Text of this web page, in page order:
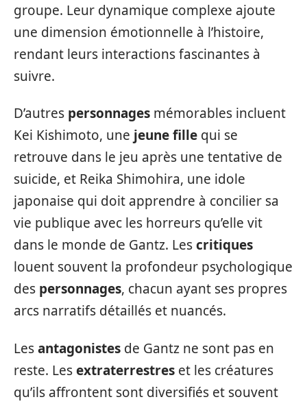
groupe. Leur dynamique complexe ajoute
une dimension émotionnelle à l’histoire,
rendant leurs interactions fascinantes à
suivre.
D’autres personnages mémorables incluent
Kei Kishimoto, une jeune fille qui se
retrouve dans le jeu après une tentative de
suicide, et Reika Shimohira, une idole
japonaise qui doit apprendre à concilier sa
vie publique avec les horreurs qu’elle vit
dans le monde de Gantz. Lescritiques
louent souvent la profondeur psychologique
des personnages, chacun ayant ses propres
arcs narratifs détaillés et nuancés.
Lesantagonistes de Gantz ne sont pas en
reste. Lesextraterrestres et les créatures
qu’ils affrontent sont diversifiés et souvent